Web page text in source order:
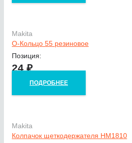
Makita
О-Кольцо 55 резиновое
Позиция:
24₽
ПОДРОБНЕЕ
Makita
Колпачок щеткодержателя HM1810